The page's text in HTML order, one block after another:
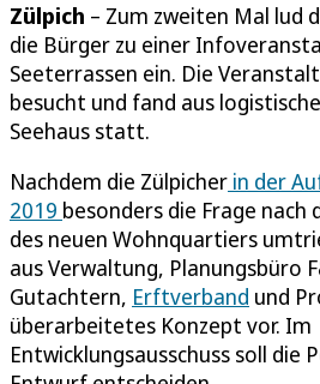
Zülpich – Zum zweiten Mal lud
die Bürger zu einer
Seeterrassen ein. Die
besucht und fand aus
Seehaus statt.
Nachdem die Zülpicher in der
2019 besonders die Frage
des neuen Wohnquartiers
aus Verwaltung, Planungsbüro
Gutachtern, Erftverband und
überarbeitetes Konzept vor. Im
Entwicklungsausschuss soll die